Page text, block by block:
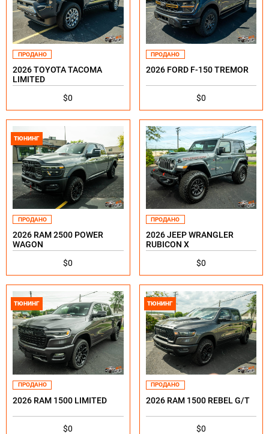
ПРОДАНО
2026 TOYOTA TACOMA
LIMITED
$0
ПРОДАНО
2026 FORD F-150 TREMOR
$0
ТЮНИНГ
ПРОДАНО
2026 RAM 2500 POWER
WAGON
$0
ПРОДАНО
2026 JEEP WRANGLER
RUBICON X
$0
ТЮНИНГ
ПРОДАНО
2026 RAM 1500 LIMITED
$0
ТЮНИНГ
ПРОДАНО
2026 RAM 1500 REBEL G/T
$0